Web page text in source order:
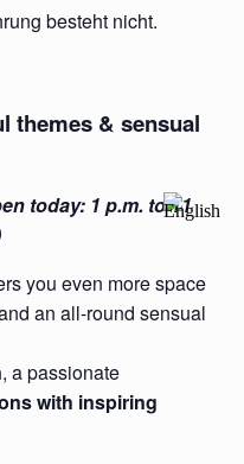
besteht nicht.
themes & sensual
today: 1 p.m. to 11
you even more space
an all-round sensual
, a passionate
with inspiring